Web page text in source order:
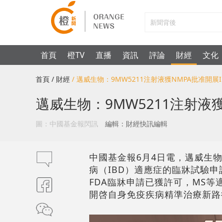
首頁 橙TV 直播 資訊 評論 財經 文化
首頁 / 財經 / 邁威生物：9MW5211注射液獲NMPA批准開展
邁威生物：9MW5211注射液
圖：中國基金報閃訊 編輯：財經快訊編輯
中國基金報6月4日電，邁威生
病（IBD）適應症的臨牀試驗
FDA臨牀申請已獲許可，MS等
開啓自身免疫疾病精準治療新